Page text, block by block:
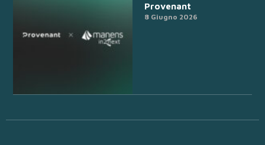
Provenant
8 Giugno 2026